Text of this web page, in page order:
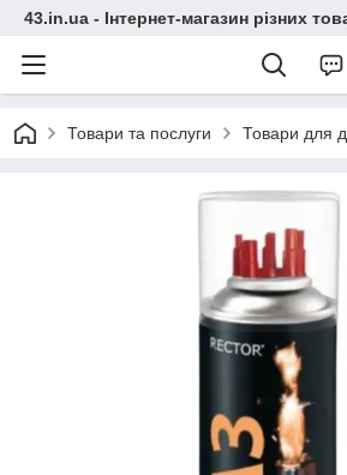
43.in.ua - Інтернет-магазин різних
Товари та послуги Товари для